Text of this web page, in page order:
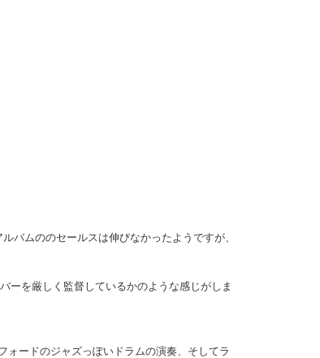
バムののセールスは伸びなかったようですが、
ーを厳しく監督しているかのような感じがしま
ードのジャズっぽいドラムの演奏、そしてラ